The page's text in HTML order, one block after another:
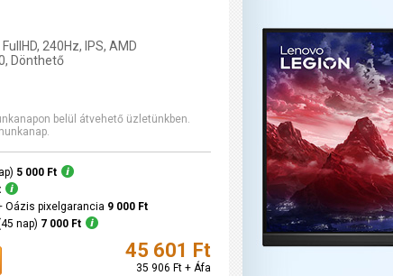
240Hz, IPS, AMD
Dönthető
belül átvehető üzletünkben.
5 000 Ft
Oázis pixelgarancia 9 000 Ft
nap) 7 000 Ft
45 601 Ft
35 906 Ft + Áfa